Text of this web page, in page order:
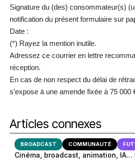
Signature du (des) consommateur(s)
notification du présent formulaire sur
Date :
(*) Rayez la mention inutile.
Adressez ce courrier en lettre
réception.
En cas de non respect du délai de
s’expose à une amende fixée à 75 000
Articles connexes
BROADCAST COMMUNAUTÉ
Cinéma, broadcast, animation,